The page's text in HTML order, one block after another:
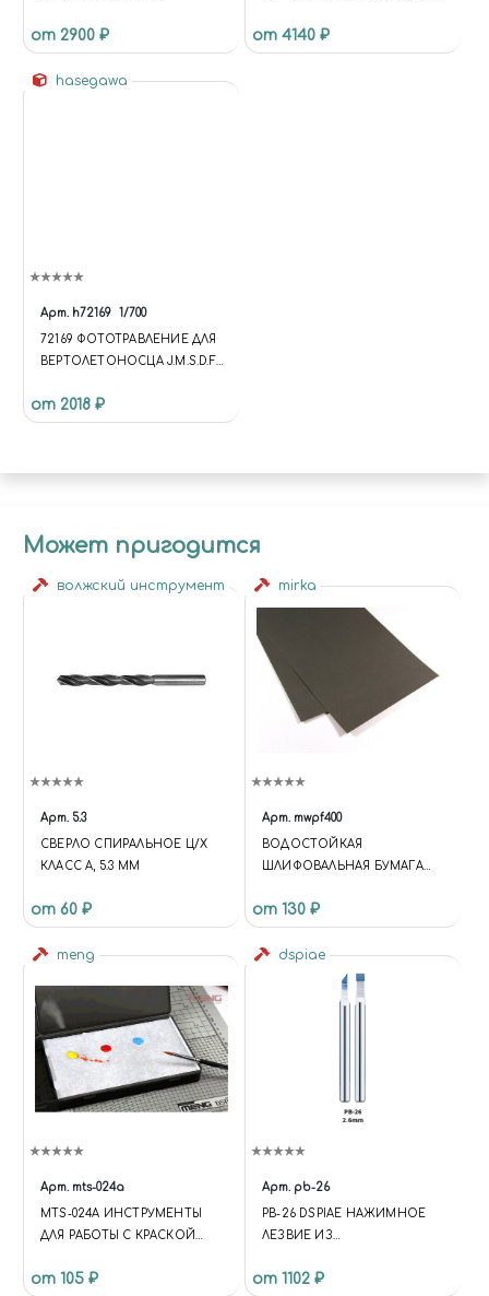
от 2900 ₽
ETCHING PARTS)
от 4140 ₽
hasegawa
Арт. h72169 1/700
72169 ФОТОТРАВЛЕНИЕ ДЛЯ
ВЕРТОЛЕТОНОСЦА J.M.S.D.F.
от 2018 ₽
Может пригодится
волжский инструмент
Арт. 5.3
СВЕРЛО СПИРАЛЬНОЕ Ц/Х
КЛАСС А, 5.3 ММ
от 60 ₽
mirka
Арт. mwpf400
BОДОСТОЙКАЯ
ШЛИФОВАЛЬНАЯ БУМАГА
от 130 ₽
meng
Арт. mts-024a
MTS-024A ИНСТРУМЕНТЫ
ДЛЯ РАБОТЫ С КРАСКОЙ
ПАЛИТРЫ PALLETE PAPER
от 105 ₽
dspiae
Арт. pb-26
PB-26 DSPIAE НАЖИМНОЕ
ЛЕЗВИЕ ИЗ
ММ
от 1102 ₽